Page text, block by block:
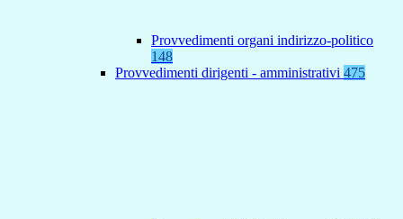
Provvedimenti organi indirizzo-politico
148
Provvedimenti dirigenti - amministrativi 475